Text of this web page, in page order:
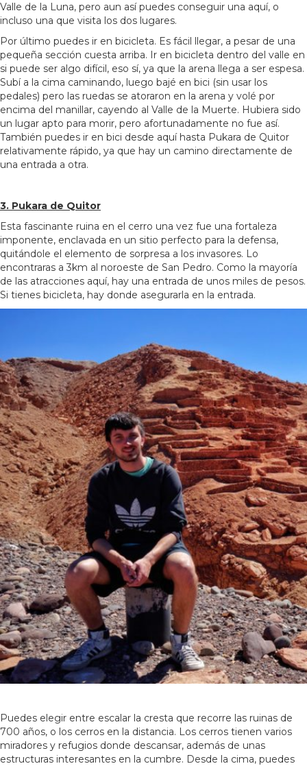
Valle de la Luna, pero aun así puedes conseguir una aquí, o
incluso una que visita los dos lugares.
Por último puedes ir en bicicleta. Es fácil llegar, a pesar de una
pequeña sección cuesta arriba. Ir en bicicleta dentro del valle en
si puede ser algo difícil, eso sí, ya que la arena llega a ser espesa.
Subí a la cima caminando, luego bajé en bici (sin usar los
pedales) pero las ruedas se atoraron en la arena y volé por
encima del manillar, cayendo al Valle de la Muerte. Hubiera sido
un lugar apto para morir, pero afortunadamente no fue así.
También puedes ir en bici desde aquí hasta Pukara de Quitor
relativamente rápido, ya que hay un camino directamente de
una entrada a otra.
3. Pukara de Quitor
Esta fascinante ruina en el cerro una vez fue una fortaleza
imponente, enclavada en un sitio perfecto para la defensa,
quitándole el elemento de sorpresa a los invasores. Lo
encontraras a 3km al noroeste de San Pedro. Como la mayoría
de las atracciones aquí, hay una entrada de unos miles de pesos.
Si tienes bicicleta, hay donde asegurarla en la entrada.
Puedes elegir entre escalar la cresta que recorre las ruinas de
700 años, o los cerros en la distancia. Los cerros tienen varios
miradores y refugios donde descansar, además de unas
estructuras interesantes en la cumbre. Desde la cima, puedes